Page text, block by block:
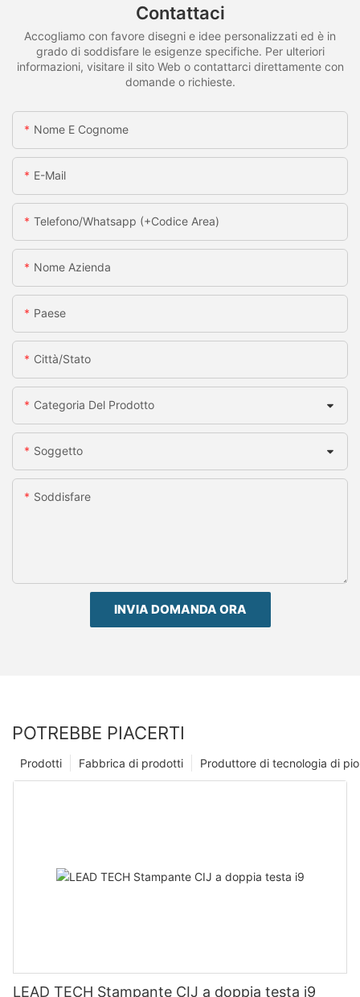
Contattaci
Accogliamo con favore disegni e idee personalizzati ed è in
grado di soddisfare le esigenze specifiche. Per ulteriori
informazioni, visitare il sito Web o contattarci direttamente con
domande o richieste.
Nome E Cognome
E-Mail
Telefono/whatsapp (+codice Area)
Nome Azienda
Paese
Città/stato
Categoria Del Prodotto
Soggetto
Soddisfare
INVIA DOMANDA ORA
POTREBBE PIACERTI
Produttore di tecnologia di
Fabbrica di prodotti
Prodotti
LEAD TECH Stampante CIJ a doppia testa i9